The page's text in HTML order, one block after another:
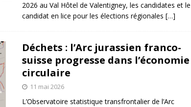
2026 au Val Hôtel de Valentigney, les candidates et le
candidat en lice pour les élections régionales […]
Déchets : l’Arc jurassien franco-
suisse progresse dans l’économie
circulaire
11 mai 2026
L’Observatoire statistique transfrontalier de l’Arc